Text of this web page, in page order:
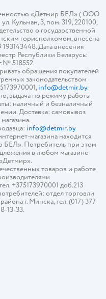
«Детмир БЕЛ» ( ООО
Кульман, 3, пом. 319, 220100,
о государственной
горисполкомом, внесена
Дата внесения
Республики Беларусь:
518552.
обращения покупателей
законодательством
info@detmir.by.
выдача по режиму работы
наличный и безналичный
Доставка: самовывоз
info@detmir.by
магазина находится
Потребитель при этом
в любом магазине
товаров и работе
+375173970001 доб.213
отдел торговли
г. Минска, тел. (017) 377-
13-33.